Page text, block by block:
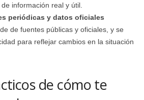
información real y útil.
periódicas y datos oficiales
de fuentes públicas y oficiales, y se
para reflejar cambios en la situación
de cómo te